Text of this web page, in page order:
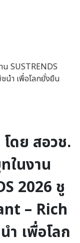
น SUSTRENDS
นำ เพื่อโลกยั่งยืน
โดย สอวช.
ในงาน
2026 ชู
– Rich
ำ เพื่อโลก